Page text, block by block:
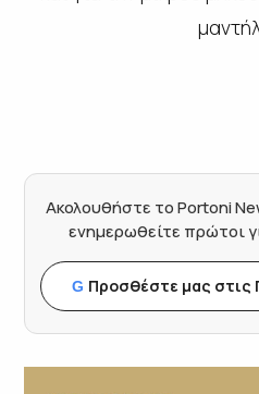
Ακολουθήστε το Portoni
ενημερωθείτε πρώτοι
G Προσθέστε μας στις